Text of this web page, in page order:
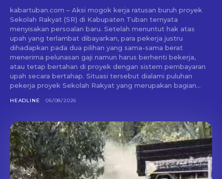
kabartuban.com – Aksi mogok kerja ratusan buruh proyek
Sekolah Rakyat (SR) di Kabupaten Tuban ternyata
menyisakan persoalan baru. Setelah menuntut hak atas
upah yang terlambat dibayarkan, para pekerja justru
dihadapkan pada dua pilihan yang sama-sama berat
menerima pelunasan gaji namun harus berhenti bekerja,
atau tetap bertahan di proyek dengan sistem pembayaran
upah secara bertahap. Situasi tersebut dialami puluhan
pekerja proyek Sekolah Rakyat yang merupakan bagian...
HEADLINE 06/08/2026